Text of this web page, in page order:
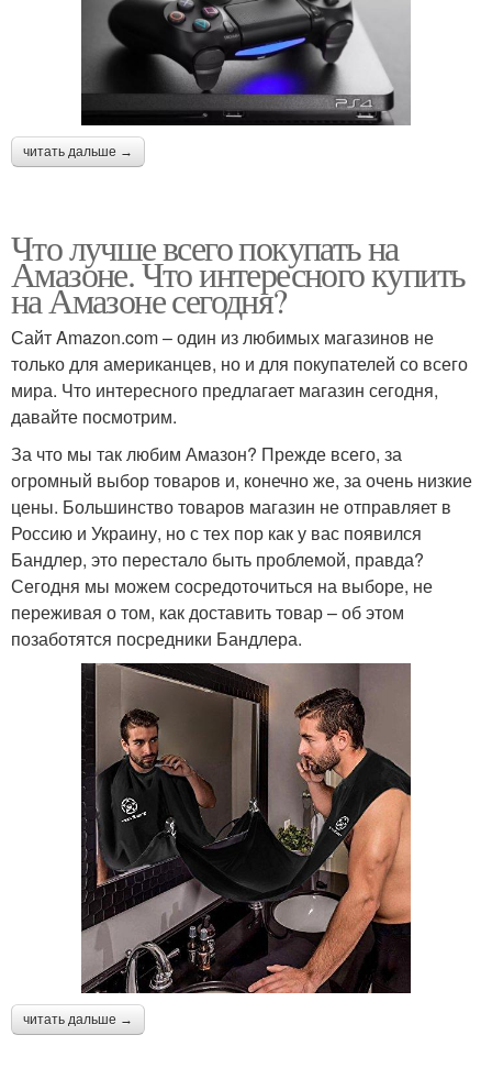
читать дальше →
Что лучше всего покупать на
Амазоне. Что интересного купить
на Амазоне сегодня?
Сайт Amazon.com – один из любимых магазинов не
только для американцев, но и для покупателей со всего
мира. Что интересного предлагает магазин сегодня,
давайте посмотрим.
За что мы так любим Амазон? Прежде всего, за
огромный выбор товаров и, конечно же, за очень низкие
цены. Большинство товаров магазин не отправляет в
Россию и Украину, но с тех пор как у вас появился
Бандлер, это перестало быть проблемой, правда?
Сегодня мы можем сосредоточиться на выборе, не
переживая о том, как доставить товар – об этом
позаботятся посредники Бандлера.
читать дальше →